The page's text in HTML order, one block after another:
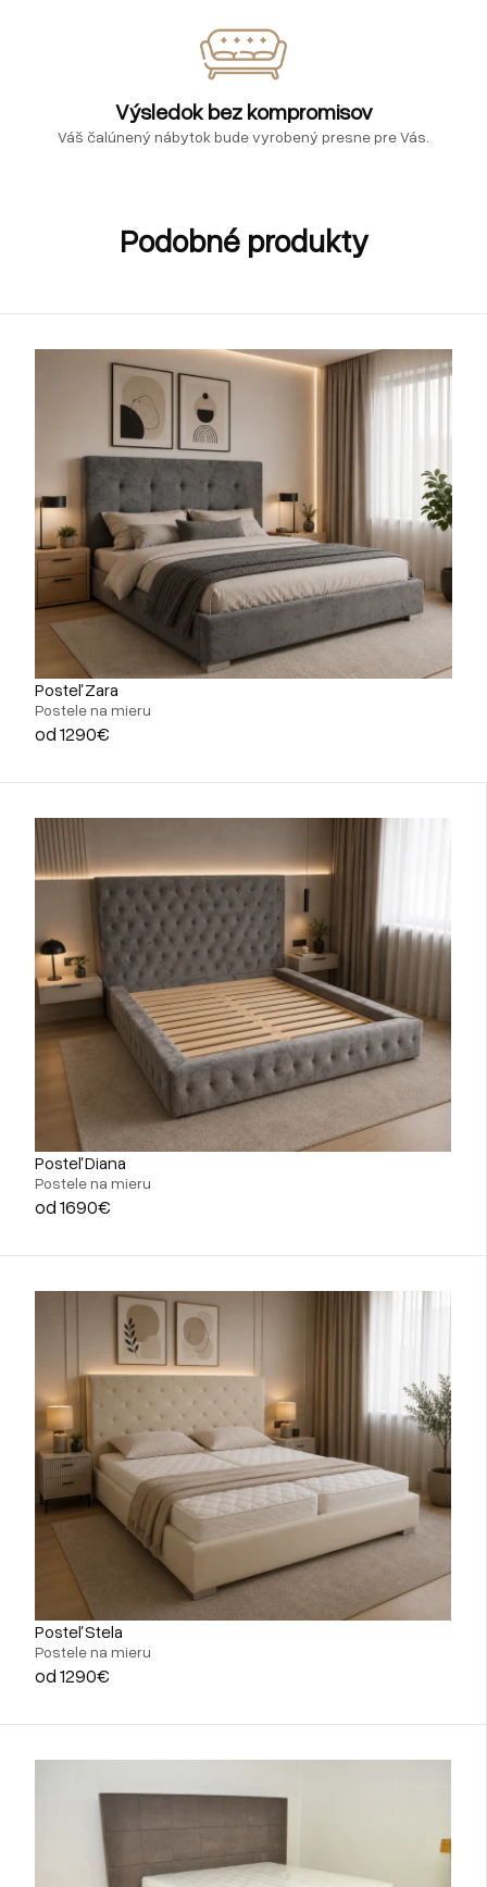
Výsledok bez kompromisov
Váš čalúnený nábytok bude vyrobený presne pre Vás.
Podobné produkty
Posteľ Zara
Postele na mieru
od 1290€
Posteľ Diana
Postele na mieru
od 1690€
Posteľ Stela
Postele na mieru
od 1290€